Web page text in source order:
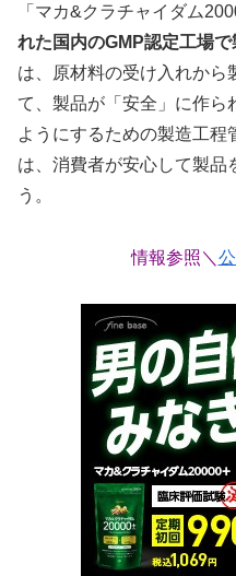
「マカ&クラチャイダム
れた国内のGMP認定工場で
は、原材料の受け入れから
て、製品が「安全」に作ら
ようにするための製造工程
は、消費者が安心して製品
う。
情報参照＼